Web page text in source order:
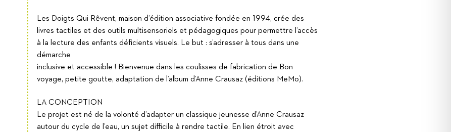
Les Doigts Qui Rêvent, maison d’édition associative fondée en 1994, crée des
livres tactiles et des outils multisensoriels et pédagogiques pour permettre l’accès
à la lecture des enfants déficients visuels. Le but : s’adresser à tous dans une
démarche
inclusive et accessible ! Bienvenue dans les coulisses de fabrication de Bon
voyage, petite goutte, adaptation de l’album d’Anne Crausaz (éditions MeMo).
LA CONCEPTION
Le projet est né de la volonté d’adapter un classique jeunesse d’Anne Crausaz
autour du cycle de l’eau, un sujet difficile à rendre tactile. En lien étroit avec